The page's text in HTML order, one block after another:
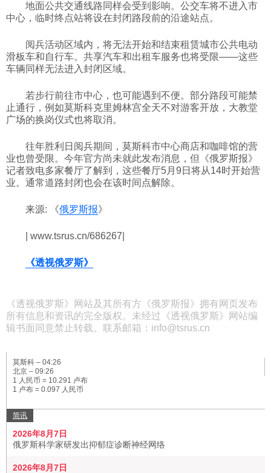
视听
地面公共交通线路同样会受到影响。公交车将不进入市
中心，临时终点站将设在封闭路段前的沿途站点。
阅兵活动区域内，将无法开始和结束租赁城市公共电动
滑板车和自行车。共享汽车和出租车服务也将受限——这些
车辆同样无法进入封闭区域。
若步行前往市中心，也可能遇到不便。部分路段可能禁
止通行，例如莫斯科克里姆林宫全天不对游客开放，大教堂
广场的换岗仪式也将取消。
往年胜利日阅兵期间，莫斯科市中心商店和咖啡馆的营
业也曾受限。今年官方尚未就此发布消息，但《俄罗斯报》
记者致电多家餐厅了解到，这些餐厅5月9日将从14时开始营
业。通常道路封闭也会在该时间点解除。
来源: 《俄罗斯报》
| www.tsrus.cn/686267|
《透视俄罗斯》
《透视俄罗斯》网站及其所有方《俄罗斯报》拥有网页发布
所有信息和资讯的完全版权。未经过《透视俄罗斯》网站编
辑书面同意禁止转载。联系邮箱：info@tsrus.cn
莫斯科 – 04:26
北京 – 09:26
1 人民币 = 10.291 卢布
1 卢布 = 0.097 人民币
简讯
2026年8月7日
俄罗斯科学家研发出抑郁症诊断神经网络
2026年8月7日